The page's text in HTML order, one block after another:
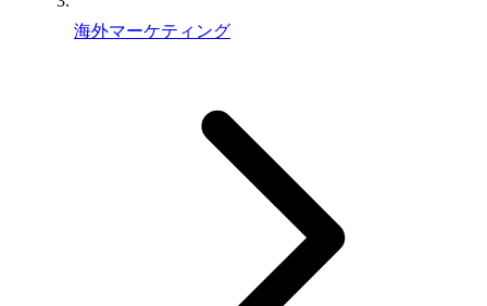
海外マーケティング